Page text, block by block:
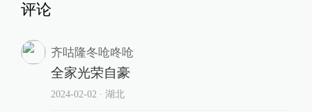
评论
齐咕隆冬呛咚呛
全家光荣自豪
2024-02-02 ∙ 湖北